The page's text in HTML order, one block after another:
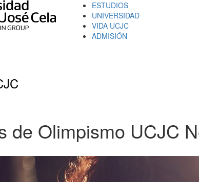
ESTUDIOS
UNIVERSIDAD
VIDA UCJC
ADMISIÓN
de Olimpismo UCJC